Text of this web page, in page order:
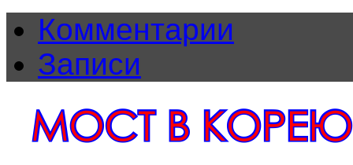
Комментарии
Записи